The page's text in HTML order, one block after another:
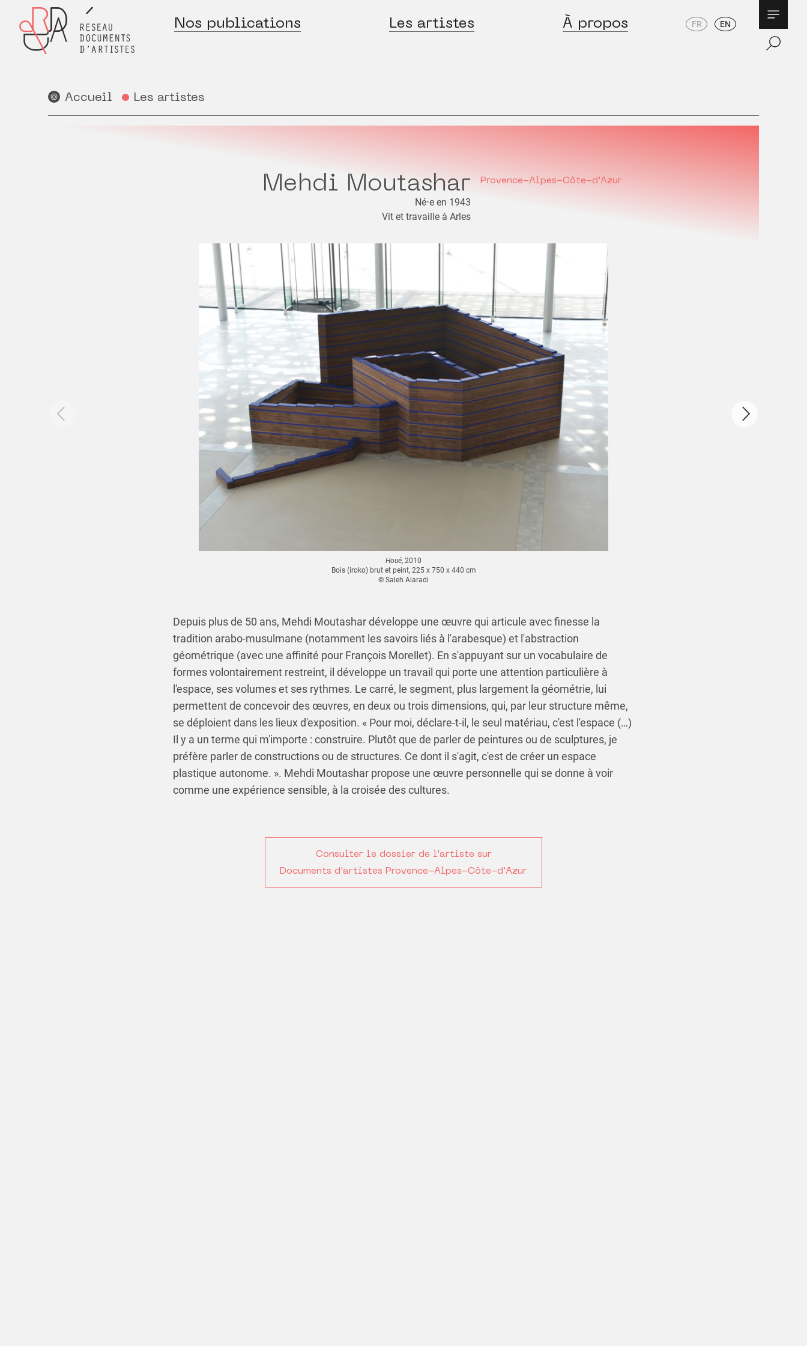
Nos publications Les artistes À propos FR EN
Accueil Les artistes
Provence-Alpes-Côte-d'Azur
Mehdi Moutashar
Né⋅e en 1943
Vit et travaille à Arles
Houé, 2010
Bois (iroko) brut et peint, 225 x 750 x 440 cm
© Saleh Alaradi
Depuis plus de 50 ans, Mehdi Moutashar développe une œuvre qui articule avec finesse la
tradition arabo-musulmane (notamment les savoirs liés à l'arabesque) et l'abstraction
géométrique (avec une affinité pour François Morellet). En s'appuyant sur un vocabulaire de
formes volontairement restreint, il développe un travail qui porte une attention particulière à
l'espace, ses volumes et ses rythmes. Le carré, le segment, plus largement la géométrie, lui
permettent de concevoir des œuvres, en deux ou trois dimensions, qui, par leur structure même,
se déploient dans les lieux d'exposition. « Pour moi, déclare-t-il, le seul matériau, c'est l'espace (…)
Il y a un terme qui m'importe : construire. Plutôt que de parler de peintures ou de sculptures, je
préfère parler de constructions ou de structures. Ce dont il s'agit, c'est de créer un espace
plastique autonome. ». Mehdi Moutashar propose une œuvre personnelle qui se donne à voir
comme une expérience sensible, à la croisée des cultures.
Consulter le dossier de l'artiste sur
Documents d'artistes Provence-Alpes-Côte-d'Azur